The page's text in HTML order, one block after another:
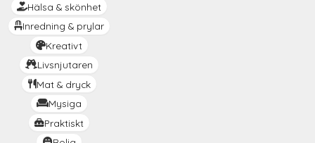
Hälsa & skönhet
Inredning & prylar
Kreativt
Livsnjutaren
Mat & dryck
Mysiga
Praktiskt